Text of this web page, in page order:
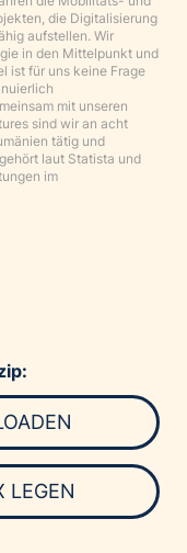
die Digitalisierung
aufstellen. Wir
in den Mittelpunkt und
ist für uns keine Frage
mit unseren
sind wir an acht
tätig und
laut Statista und
im
LEGEN